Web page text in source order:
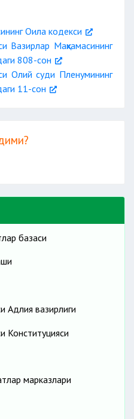
Оила кодекси
Вазирлар Маҳкамасининг
808-сон
Олий суди Пленумининг
11-сон
базаси
Адлия вазирлиги
Конституцияси
марказлари